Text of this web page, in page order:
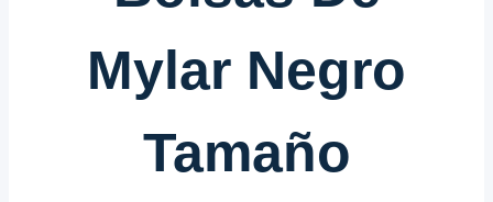
Mylar Negro
Tamaño